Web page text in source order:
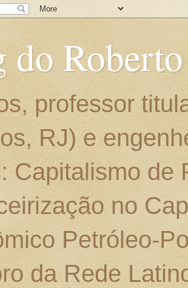
do
professor
RJ) e
Capitalismo de
no
Petróleo-
da Rede